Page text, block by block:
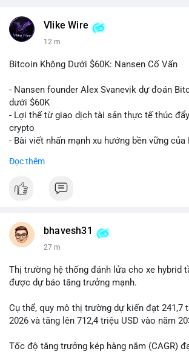
Vlike Wire
12 m
Bitcoin Không Dưới $60K: Nansen Cố Vấn
- Nansen founder Alex Svanevik dự đoán
dưới $60K
- Lợi thế từ giao dịch tài sản thực tế thúc
crypto
- Bài viết nhấn mạnh xu hướng bền vững
$btc#btc
#vlikevn #titanbot
Đọc thêm
bhavesh31
27 m
Thị trường hệ thống đánh lửa cho xe hybrid
được dự báo tăng trưởng mạnh.
Cụ thể, quy mô thị trường dự kiến đạt 241,7
2026 và tăng lên 712,4 triệu USD vào năm
Tốc độ tăng trưởng kép hàng năm (CAGR)